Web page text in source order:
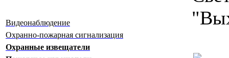
Видеонаблюдение
Охранно-пожарная сигнализация
Охранные извещатели